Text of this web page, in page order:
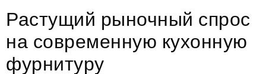
Растущий рыночный спрос
на современную кухонную
фурнитуру